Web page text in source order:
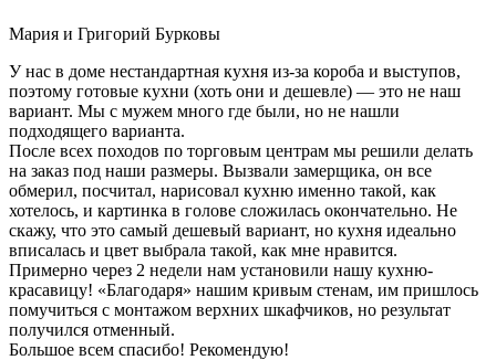
Мария и Григорий Бурковы
У нас в доме нестандартная кухня из-за короба и выступов,
поэтому готовые кухни (хоть они и дешевле) — это не наш
вариант. Мы с мужем много где были, но не нашли
подходящего варианта.
После всех походов по торговым центрам мы решили делать
на заказ под наши размеры. Вызвали замерщика, он все
обмерил, посчитал, нарисовал кухню именно такой, как
хотелось, и картинка в голове сложилась окончательно. Не
скажу, что это самый дешевый вариант, но кухня идеально
вписалась и цвет выбрала такой, как мне нравится.
Примерно через 2 недели нам установили нашу кухню-
красавицу! «Благодаря» нашим кривым стенам, им пришлось
помучиться с монтажом верхних шкафчиков, но результат
получился отменный.
Большое всем спасибо! Рекомендую!